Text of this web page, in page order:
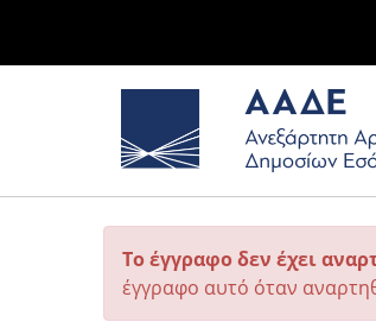
Το έγγραφο δεν έχει
έγγραφο αυτό όταν